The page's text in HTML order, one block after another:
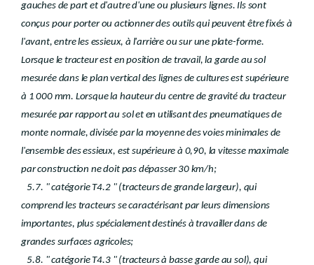
gauches de part et d'autre d'une ou plusieurs lignes. Ils sont
conçus pour porter ou actionner des outils qui peuvent être fixés à
l'avant, entre les essieux, à l'arrière ou sur une plate-forme.
Lorsque le tracteur est en position de travail, la garde au sol
mesurée dans le plan vertical des lignes de cultures est supérieure
à 1 000 mm. Lorsque la hauteur du centre de gravité du tracteur
mesurée par rapport au sol et en utilisant des pneumatiques de
monte normale, divisée par la moyenne des voies minimales de
l'ensemble des essieux, est supérieure à 0,90, la vitesse maximale
par construction ne doit pas dépasser 30 km/h;
5.7. " catégorie T4.2 " (tracteurs de grande largeur), qui
comprend les tracteurs se caractérisant par leurs dimensions
importantes, plus spécialement destinés à travailler dans de
grandes surfaces agricoles;
5.8. " catégorie T4.3 " (tracteurs à basse garde au sol), qui